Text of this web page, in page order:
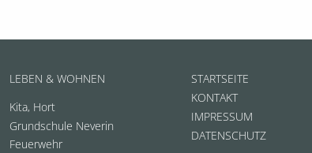
LEBEN & WOHNEN
Kita, Hort
Grundschule Neverin
Feuerwehr
STARTSEITE
KONTAKT
IMPRESSUM
DATENSCHUTZ